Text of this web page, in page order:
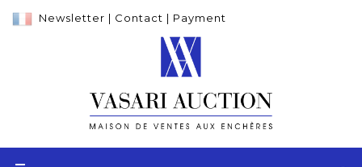
Newsletter | Contact | Payment